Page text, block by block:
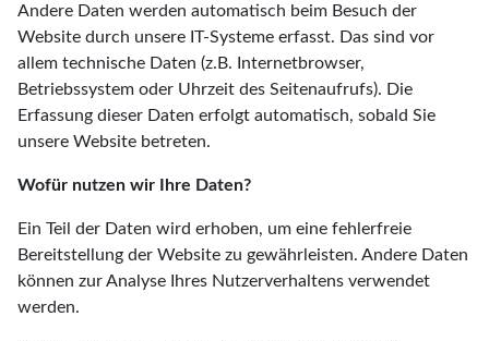
Andere Daten werden automatisch beim Besuch der
Website durch unsere IT-Systeme erfasst. Das sind vor
allem technische Daten (z.B. Internetbrowser,
Betriebssystem oder Uhrzeit des Seitenaufrufs). Die
Erfassung dieser Daten erfolgt automatisch, sobald Sie
unsere Website betreten.
Wofür nutzen wir Ihre Daten?
Ein Teil der Daten wird erhoben, um eine fehlerfreie
Bereitstellung der Website zu gewährleisten. Andere Daten
können zur Analyse Ihres Nutzerverhaltens verwendet
werden.